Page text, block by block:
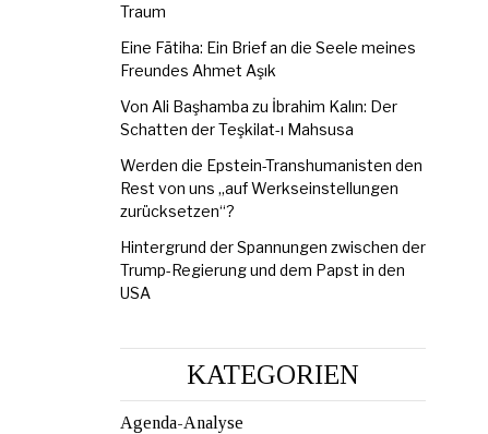
Traum
Eine Fātiha: Ein Brief an die Seele meines
Freundes Ahmet Aşık
Von Ali Başhamba zu İbrahim Kalın: Der
Schatten der Teşkilat-ı Mahsusa
Werden die Epstein-Transhumanisten den
Rest von uns „auf Werkseinstellungen
zurücksetzen“?
Hintergrund der Spannungen zwischen der
Trump-Regierung und dem Papst in den
USA
KATEGORIEN
Agenda-Analyse